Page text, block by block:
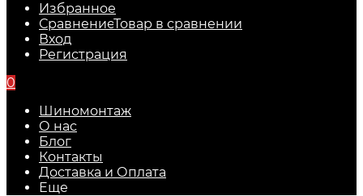
Избранное
СравнениеТовар в сравнении
Вход
Регистрация
0
Шиномонтаж
О нас
Блог
Контакты
Доставка и Оплата
Еще